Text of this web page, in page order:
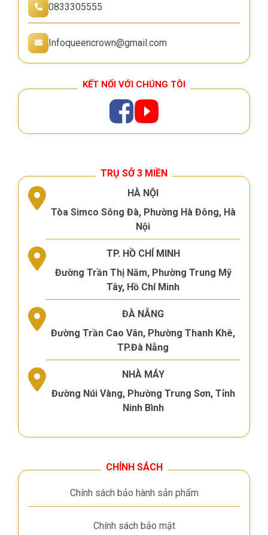
0833305555
Infoqueencrown@gmail.com
KẾT NỐI VỚI CHÚNG TÔI
TRỤ SỞ 3 MIỀN
HÀ NỘI
Tòa Simco Sông Đà, Phường Hà Đông, Hà
Nội
TP. HỒ CHÍ MINH
Đường Trần Thị Năm, Phường Trung Mỹ
Tây, Hồ Chí Minh
ĐÀ NẴNG
Đường Trần Cao Vân, Phường Thanh Khê,
TP.Đà Nẵng
NHÀ MÁY
Đường Núi Vàng, Phường Trung Sơn, Tỉnh
Ninh Bình
CHÍNH SÁCH
Chính sách bảo hành sản phẩm
Chính sách bảo mật